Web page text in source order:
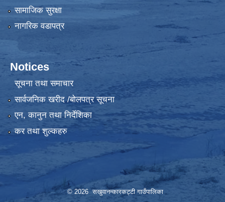
सामाजिक सुरक्षा
नागरिक वडापत्र
Notices
सूचना तथा समाचार
सार्वजनिक खरीद /बोलपत्र सूचना
एन, कानुन तथा निर्देशिका
कर तथा शुल्कहरु
© 2026 सखुवानन्कारकट्टी गाउँपालिका